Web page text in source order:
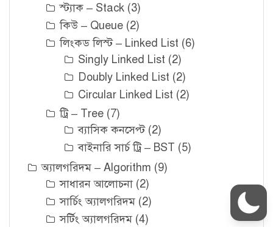
স্ট্যাক – Stack (3)
কিউ – Queue (2)
লিংকড লিস্ট – Linked List (6)
Singly Linked List (2)
Doubly Linked List (2)
Circular Linked List (2)
ট্রি – Tree (7)
ব্যাসিক কনসেপ্ট(2)
বাইনারি সার্চ ট্রি – BST (5)
অ্যালগরিদম – Algorithm (9)
সাধারন আলোচনা (2)
সার্চিং অ্যালগরিদম (2)
সর্টিং অ্যালগরিদম (4)